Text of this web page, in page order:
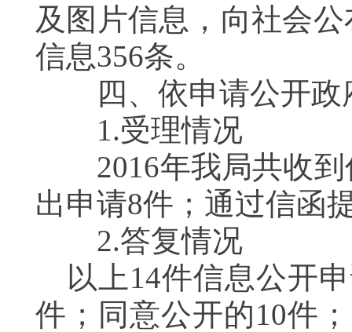
及图片信息，向社会
信息356条。
四、依申请公开政
1.受理情况
2016年我局共收到
出申请8件；通过信函
2.答复情况
以上14件信息公开
件；同意公开的10件